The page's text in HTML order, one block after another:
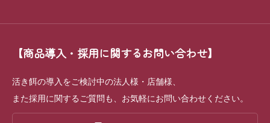
【商品導入・採用に関するお問い合わせ】
活き餌の導入をご検討中の法人様・店舗様、
また採用に関するご質問も、お気軽にお問い合わせください。